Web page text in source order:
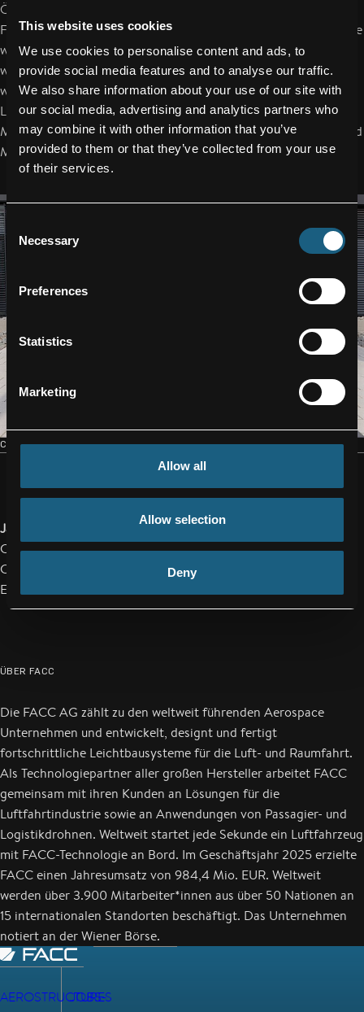
This website uses cookies
We use cookies to personalise content and ads, to
provide social media features and to analyse our traffic.
We also share information about your use of our site with
our social media, advertising and analytics partners who
may combine it with other information that you’ve
provided to them or that they’ve collected from your use
of their services.
Selection
Necessary
Preferences
Statistics
Marketing
Allow all
Allow selection
Deny
Österreichs eine einzigartige Auswahl aus hochwertigen
Fahrrädern und E-Bikes zur Verfügung. Auslieferung und Service
werden in Regel von Betrieben in der Region durchgeführt,
wodurch auch die regionale Wertschöpfung weiter gesteigert
wird. „Wir sind stolz, dass wir mit FACC einen internationalen
Leitbetrieb als Partner gewonnen haben, der für nachhaltige
Mobilität steht“, streicht Leasemybike-Geschäftsführer Gerhard
Mayrhofer hervor.
CONTACT
Jakob Reichsöllner-Frischling, MA
Corporate Spokesperson
Cell: +43/664/80119-2089
Email:
ÜBER FACC
Die FACC AG zählt zu den weltweit führenden Aerospace
Unternehmen und entwickelt, designt und fertigt
fortschrittliche Leichtbausysteme für die Luft- und Raumfahrt.
Als Technologiepartner aller großen Hersteller arbeitet FACC
gemeinsam mit ihren Kunden an Lösungen für die
Luftfahrtindustrie sowie an Anwendungen von Passagier- und
Logistikdrohnen. Weltweit startet jede Sekunde ein Luftfahrzeug
mit FACC-Technologie an Bord. Im Geschäftsjahr 2025 erzielte
FACC einen Jahresumsatz von 984,4 Mio. EUR. Weltweit
werden über 3.900 Mitarbeiter*innen aus über 50 Nationen an
15 internationalen Standorten beschäftigt. Das Unternehmen
notiert an der Wiener Börse.
AEROSTRUCTURES
JOBS-